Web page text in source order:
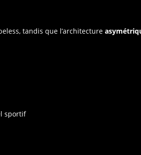
tandis que l’architecture
sportif